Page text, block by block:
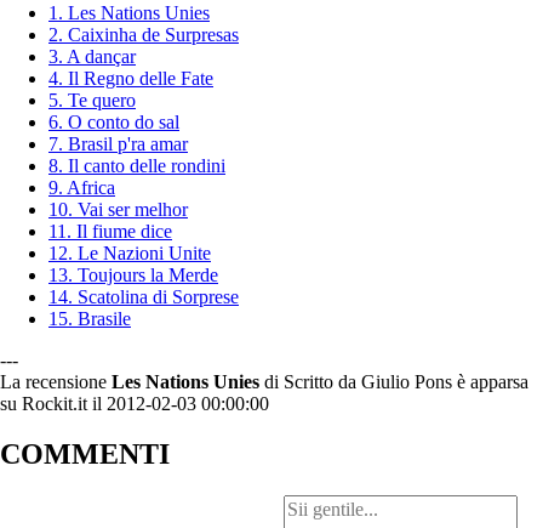
1. Les Nations Unies
2. Caixinha de Surpresas
3. A dançar
4. Il Regno delle Fate
5. Te quero
6. O conto do sal
7. Brasil p'ra amar
8. Il canto delle rondini
9. Africa
10. Vai ser melhor
11. Il fiume dice
12. Le Nazioni Unite
13. Toujours la Merde
14. Scatolina di Sorprese
15. Brasile
---
La recensione Les Nations Unies di Scritto da Giulio Pons è apparsa
su Rockit.it il 2012-02-03 00:00:00
COMMENTI